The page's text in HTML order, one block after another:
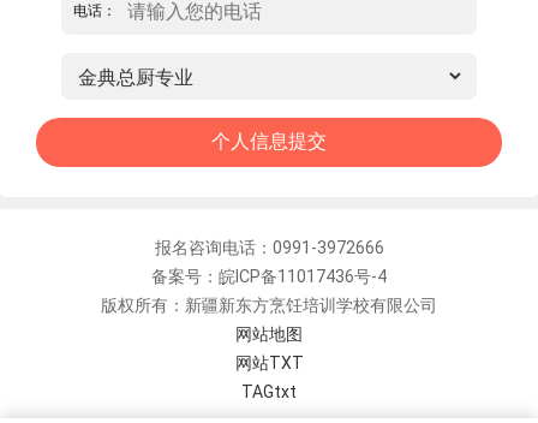
电话：
报名咨询电话：0991-3972666
备案号：皖ICP备11017436号-4
版权所有：新疆新东方烹饪培训学校有限公司
网站地图
网站TXT
TAGtxt